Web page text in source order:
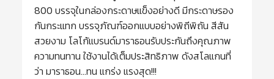
800 บรรจุในกล่องกระดาษแข็งอย่างดี มีกระดาษรอง
กันกระแทก บรรจุภัณฑ์ออกแบบอย่างพิถีพิถัน สีสัน
สวยงาม โลโก้แบรนด์มาราธอนรับประกันถึงคุณภาพ
ความทนทาน ใช้งานได้เต็มประสิทธิภาพ ดังสโลแกนที่
ว่า มาราธอน…ทน แกร่ง แรงสุด!!!